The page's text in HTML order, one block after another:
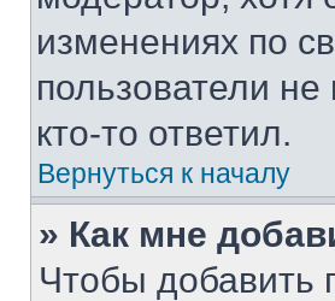
изменениях по
пользователи
кто-то ответил.
Вернуться к началу
» Как мне
Чтобы добавить